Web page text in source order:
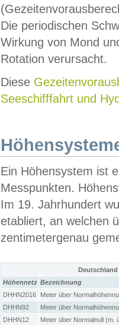
Die periodischen
Wirkung von Mond
Rotation verursacht.
Diese
Seeschifffahrt und
Ein Höhensystem ist
Messpunkten.
Im 19. Jahrhundert
etabliert, an welchen
zentimetergenau
Höhennetz Bezeichnung
DHHN2016
Meter über
DHHN92
Meter über
DHHN12
Meter über Normalnull (m.